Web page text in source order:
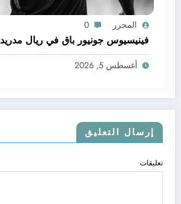
المحرر 0
فينيسيوس جونيور باق في ريال مدريد
أغسطس 5, 2026
إرسال التعليق
تعليقات